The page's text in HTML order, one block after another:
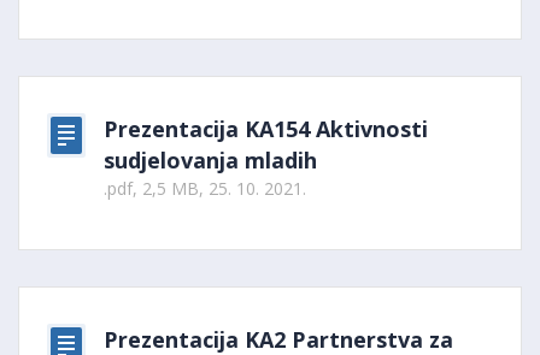
Prezentacija KA154 Aktivnosti
sudjelovanja mladih
.pdf, 2,5 MB, 25. 10. 2021.
Prezentacija KA2 Partnerstva za